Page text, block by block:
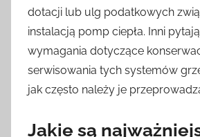
dotacji lub ulg podatkowych
instalacją pomp ciepła. Inni
wymagania dotyczące
serwisowania tych systemów
jak często należy je
Jakie są